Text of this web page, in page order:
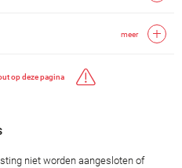
meer
op deze pagina
niet worden aangesloten of